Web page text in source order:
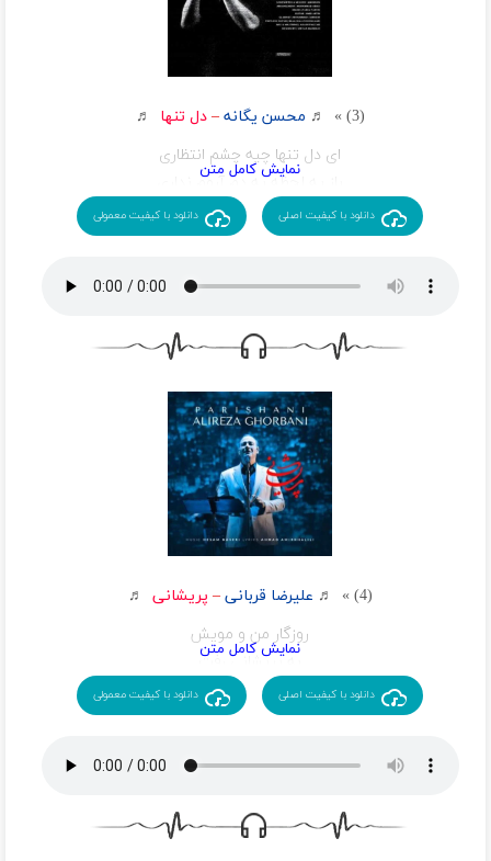
(3) » ♬ محسن یگانه –دل تنها
♬
ای دل تنها چیه چشم انتظاری
باز یه لحظه یه دم آروم نداری
مثل زمستون تو حسرت بهاری
باز عشقت خیمه زد رو خونم
با یادت باید تنها بمونم
پرنده ی دل من هنوز بی آشیونست
هنوزم پای چشمات پای عشقت نشسته
بیا سکوت لب هات هنوز حرمت خونست
پرنده ی دل من هنوز بی آشیونست
بیا پر از امیده هنوز این دل خسته
هنوزم پای چشمات پای عشقت نشسته
دانلود با کیفیت اصلی دانلود با کیفیت معمولی
(4) » ♬ علیرضا قربانی – پریشانی
♬
روزگار من و مویش
به پریشانی رفت
یک شب آرام رسید
یک شب بارانی رفت
دل دیوانه ی خود را به نگاهش دادم
چشم بستم دل مجنون پی لیلا برگشت
دانلود با کیفیت اصلی دانلود با کیفیت معمولی